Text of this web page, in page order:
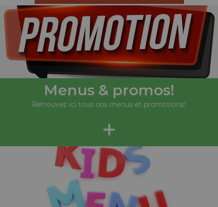
Menus & promos!
Retrouvez ici tous nos menus et promotions!
+